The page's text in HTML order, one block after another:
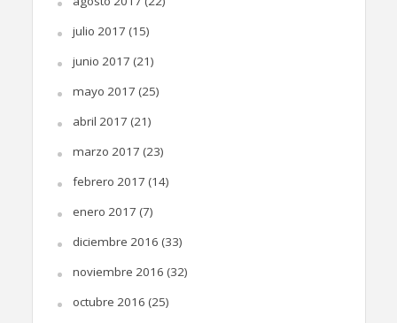
julio 2017 (15)
junio 2017 (21)
mayo 2017 (25)
abril 2017 (21)
marzo 2017 (23)
febrero 2017 (14)
enero 2017 (7)
diciembre 2016 (33)
noviembre 2016 (32)
octubre 2016 (25)